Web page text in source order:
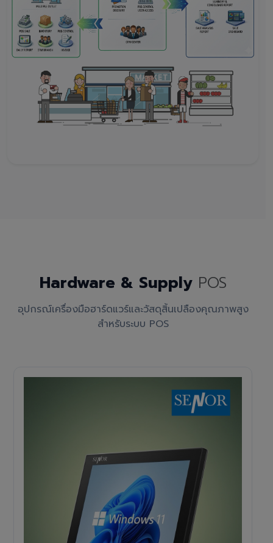
Hardware & Supply POS
อุปกรณ์เครื่องมือฮาร์ดแวร์และวัสดุสิ้นเปลืองคุณภาพสูง
สำหรับระบบ POS